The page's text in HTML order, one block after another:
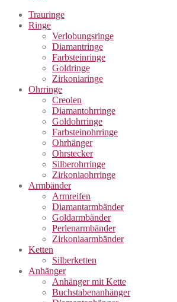
Trauringe
Ringe
Verlobungsringe
Diamantringe
Farbsteinringe
Goldringe
Zirkoniaringe
Ohrringe
Creolen
Diamantohrringe
Goldohrringe
Farbsteinohrringe
Ohrhänger
Ohrstecker
Silberohrringe
Zirkoniaohrringe
Armbänder
Armreifen
Diamantarmbänder
Goldarmbänder
Perlenarmbänder
Zirkoniaarmbänder
Ketten
Silberketten
Anhänger
Anhänger mit Kette
Buchstabenanhänger